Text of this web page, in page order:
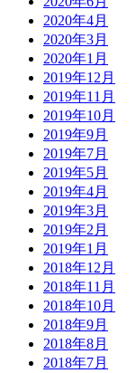
2020年4月
2020年3月
2020年1月
2019年12月
2019年11月
2019年10月
2019年9月
2019年7月
2019年5月
2019年4月
2019年3月
2019年2月
2019年1月
2018年12月
2018年11月
2018年10月
2018年9月
2018年8月
2018年7月